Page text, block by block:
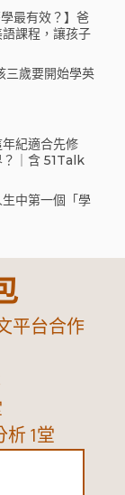
最有效？】爸
課程，讓孩子
三歲要開始學英
年紀適合先修
？｜含 51Talk
中第一個「學
平台合作
1堂